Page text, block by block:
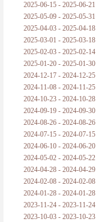
2025-06-15 - 2025-06-21
2025-05-09 - 2025-05-31
2025-04-03 - 2025-04-18
2025-03-01 - 2025-03-18
2025-02-03 - 2025-02-14
2025-01-20 - 2025-01-30
2024-12-17 - 2024-12-25
2024-11-08 - 2024-11-25
2024-10-23 - 2024-10-28
2024-09-19 - 2024-09-30
2024-08-26 - 2024-08-26
2024-07-15 - 2024-07-15
2024-06-10 - 2024-06-20
2024-05-02 - 2024-05-22
2024-04-28 - 2024-04-29
2024-02-08 - 2024-02-08
2024-01-28 - 2024-01-28
2023-11-24 - 2023-11-24
2023-10-03 - 2023-10-23